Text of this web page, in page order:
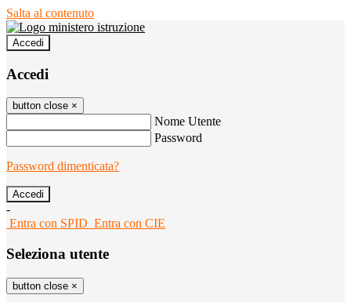
Salta al contenuto
Accedi
Accedi
button close ×
Nome Utente
Password
Password dimenticata?
-
Entra con SPID Entra con CIE
Seleziona utente
button close ×